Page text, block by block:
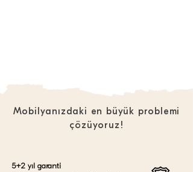
Mobilyanızdaki en büyük problemi
çözüyoruz!
5+2 yıl garanti